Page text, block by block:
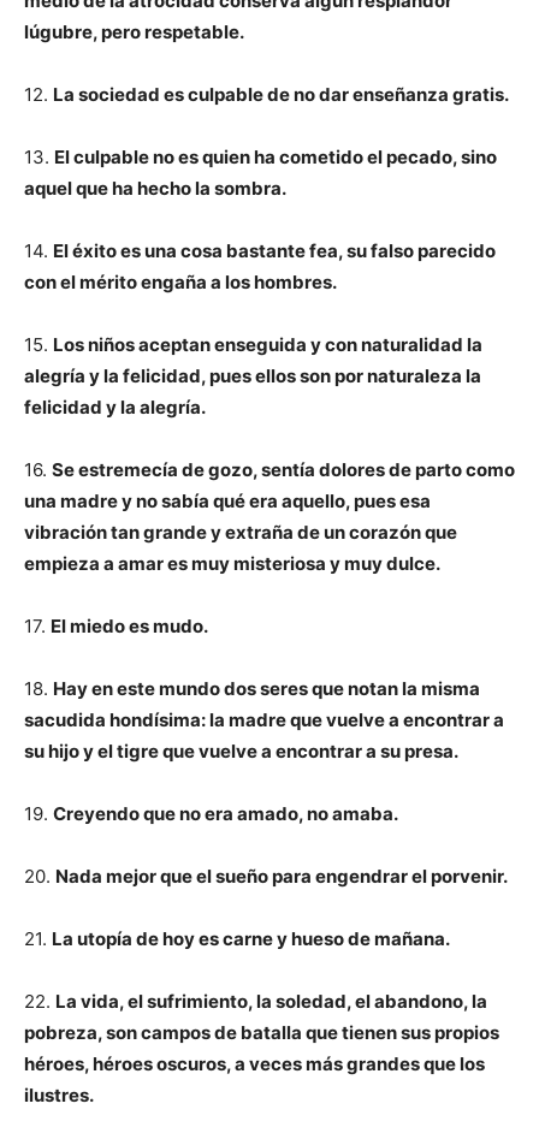
lúgubre, pero respetable.
12. La sociedad es culpable de no dar enseñanza gratis.
13. El culpable no es quien ha cometido el pecado, sino
aquel que ha hecho la sombra.
14. El éxito es una cosa bastante fea, su falso parecido
con el mérito engaña a los hombres.
15. Los niños aceptan enseguida y con naturalidad la
alegría y la felicidad, pues ellos son por naturaleza la
felicidad y la alegría.
16. Se estremecía de gozo, sentía dolores de parto como
una madre y no sabía qué era aquello, pues esa
vibración tan grande y extraña de un corazón que
empieza a amar es muy misteriosa y muy dulce.
17. El miedo es mudo.
18. Hay en este mundo dos seres que notan la misma
sacudida hondísima: la madre que vuelve a encontrar a
su hijo y el tigre que vuelve a encontrar a su presa.
19. Creyendo que no era amado, no amaba.
20. Nada mejor que el sueño para engendrar el porvenir.
21. La utopía de hoy es carne y hueso de mañana.
22. La vida, el sufrimiento, la soledad, el abandono, la
pobreza, son campos de batalla que tienen sus propios
héroes, héroes oscuros, a veces más grandes que los
ilustres.